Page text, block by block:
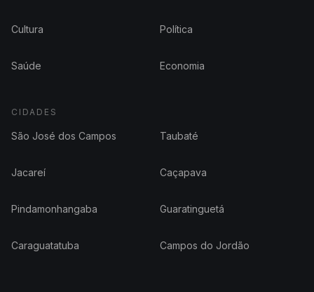
Cultura Política
Saúde Economia
CIDADES
São José dos Campos Taubaté
Jacareí Caçapava
Pindamonhangaba Guaratinguetá
Caraguatatuba Campos do Jordão